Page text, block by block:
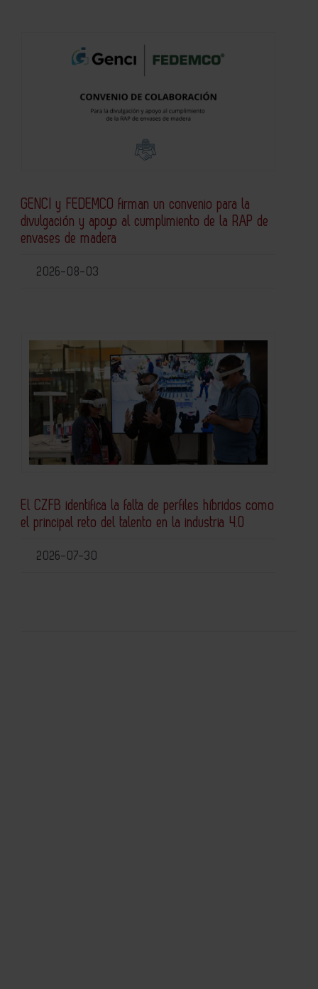
GENCI y FEDEMCO firman un convenio para la
divulgación y apoyo al cumplimiento de la RAP de
envases de madera
2026-08-03
El CZFB identifica la falta de perfiles híbridos como
el principal reto del talento en la industria 4.0
2026-07-30